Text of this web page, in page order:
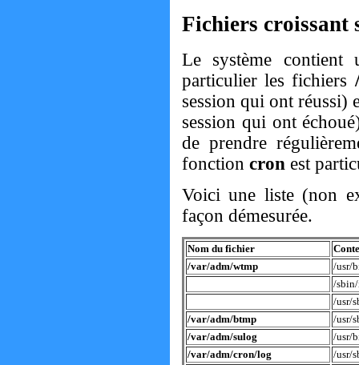
Fichiers croissant
Le système
particulier les fichiers
session qui ont réussi)
session qui ont
de prendre
fonction cron est
Voici une liste (non
façon démesurée.
Nom du fichier
/var/adm/wtmp
/usr/
/
/usr/
/var/adm/btmp
/usr/
/var/adm/sulog
/usr/
/var/adm/cron/log
/usr/